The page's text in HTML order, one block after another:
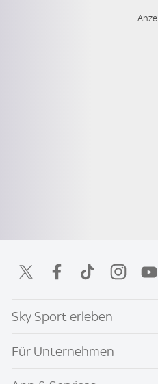
Sky Sport erleben
Für Unternehmen